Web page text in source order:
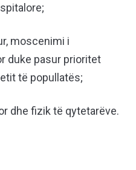
moscenimi i
duke pasur prioritet
të popullatës;
dhe fizik të qytetarëve.